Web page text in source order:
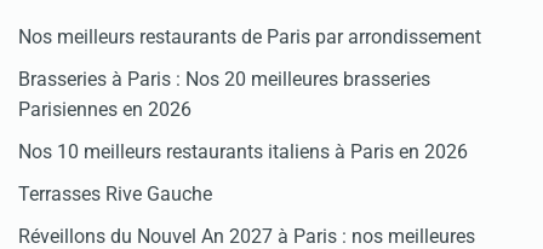
Nos meilleurs restaurants de Paris par arrondissement
Brasseries à Paris : Nos 20 meilleures brasseries
Parisiennes en 2026
Nos 10 meilleurs restaurants italiens à Paris en 2026
Terrasses Rive Gauche
Réveillons du Nouvel An 2027 à Paris : nos meilleures